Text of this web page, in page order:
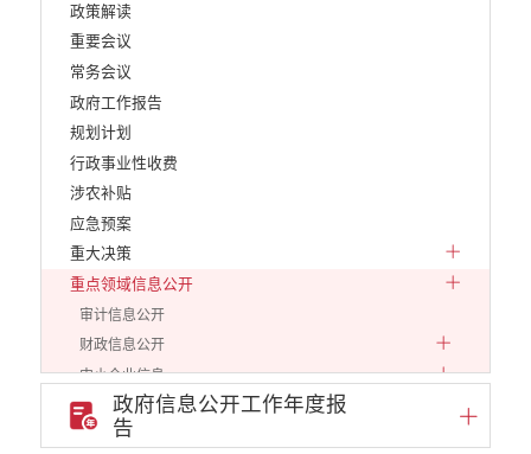
政策解读
重要会议
常务会议
政府工作报告
规划计划
行政事业性收费
涉农补贴
应急预案
重大决策
重点领域信息公开
审计信息公开
财政信息公开
中小企业信息
行政审批信息
环保信息
政府信息公开工作年度报
告